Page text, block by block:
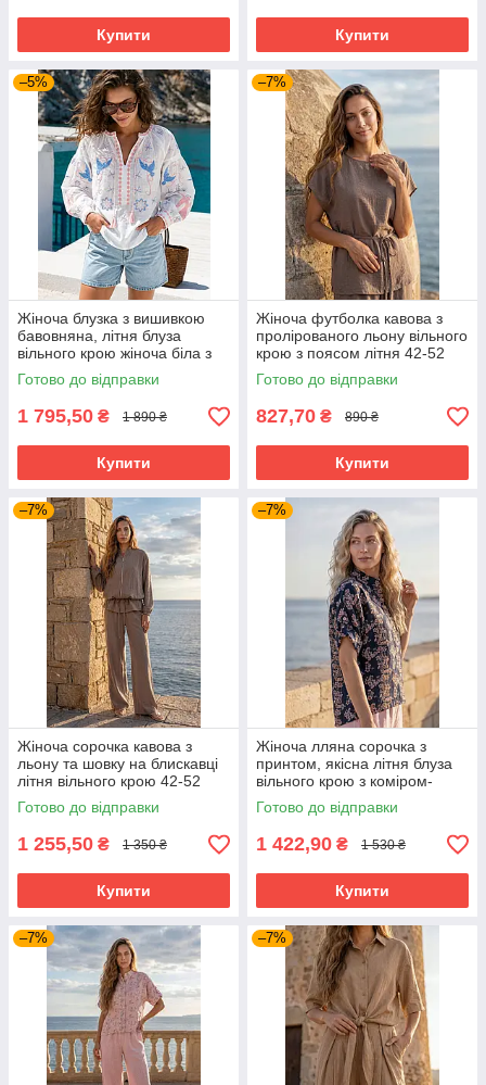
Купити Купити
–5%
Жіноча блузка з вишивкою
бавовняна, літня блуза
вільного крою жіноча біла з
об'ємними рукавами 44-50
розміри
Готово до відправки
1 795,50 ₴ 1 890 ₴
Купити
–7%
Жіноча футболка кавова з
пролірованого льону вільного
крою з поясом літня 42-52
розміри
Готово до відправки
827,70 ₴ 890 ₴
Купити
–7%
Жіноча сорочка кавова з
льону та шовку на блискавці
літня вільного крою 42-52
розміри
Готово до відправки
1 255,50 ₴ 1 350 ₴
Купити
–7%
Жіноча лляна сорочка з
принтом, якісна літня блуза
вільного крою з коміром-
стійкою темно-синя 42-52
розміри
Готово до відправки
1 422,90 ₴ 1 530 ₴
Купити
–7% –7%